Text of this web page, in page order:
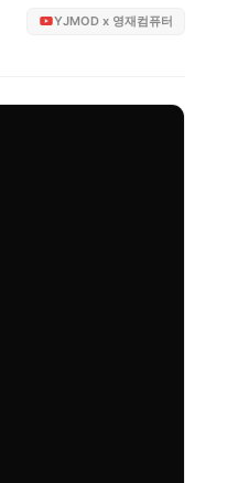
YJMOD x 영재컴퓨터